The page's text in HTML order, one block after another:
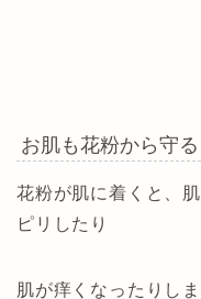
お肌も花粉から守る
花粉が肌に着くと、
ピリしたり
肌が痒くなったりしま